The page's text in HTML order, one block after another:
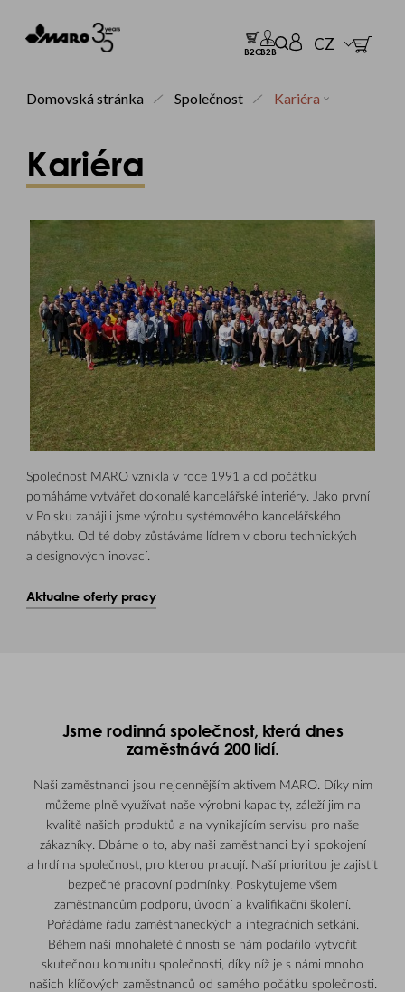
B2CB2B CZ
Domovská stránka Společnost Kariéra
Kariéra
Společnost MARO vznikla v roce 1991 a od počátku
pomáháme vytvářet dokonalé kancelářské interiéry. Jako první
v Polsku zahájili jsme výrobu systémového kancelářského
nábytku. Od té doby zůstáváme lídrem v oboru technických
a designových inovací.
Aktualne oferty pracy
Jsme rodinná společnost, která dnes
zaměstnává 200 lidí.
Naši zaměstnanci jsou nejcennějším aktivem MARO. Díky nim
můžeme plně využívat naše výrobní kapacity, záleží jim na
kvalitě našich produktů a na vynikajícím servisu pro naše
zákazníky. Dbáme o to, aby naši zaměstnanci byli spokojení
a hrdí na společnost, pro kterou pracují. Naší prioritou je zajistit
bezpečné pracovní podmínky. Poskytujeme všem
zaměstnancům podporu, úvodní a kvalifikační školení.
Pořádáme řadu zaměstnaneckých a integračních setkání.
Během naší mnohaleté činnosti se nám podařilo vytvořit
skutečnou komunitu společnosti, díky níž je s námi mnoho
našich klíčových zaměstnanců od samého počátku společnosti.